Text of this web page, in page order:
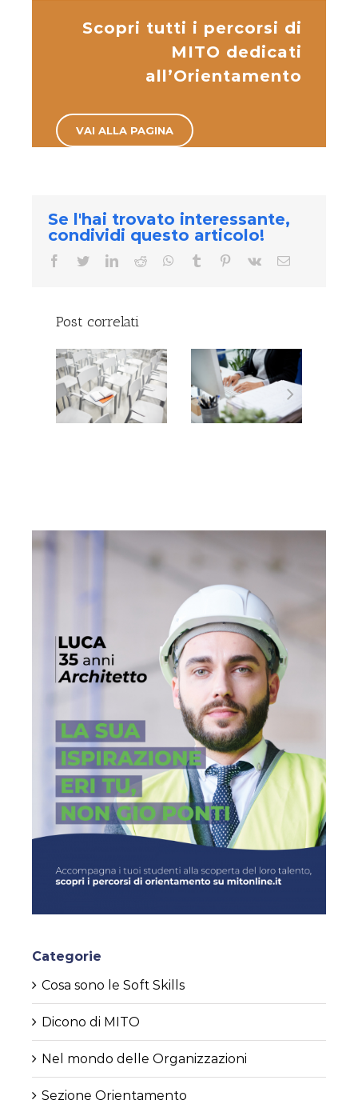
Scopri tutti i percorsi di
MITO dedicati
all’Orientamento
VAI ALLA PAGINA
Se l'hai trovato interessante,
condividi questo articolo!
facebooktwitterlinkedinreddit whatsapp
tumblr pinterest
vk Email
Post correlati
SELFASSESSMENT:
Categorie
Cosa sono le Soft Skills
Dicono di MITO
Nel mondo delle Organizzazioni
Sezione Orientamento